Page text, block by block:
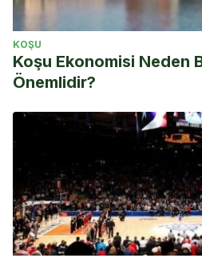
KOŞU
Koşu Ekonomisi Neden
Önemlidir?